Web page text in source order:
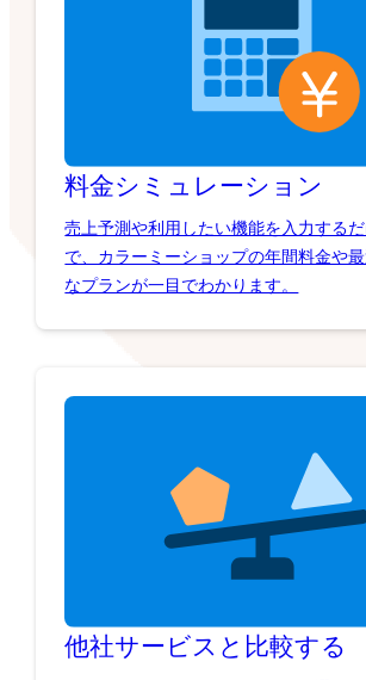
料金シミュレーション
売上予測や利用したい機能を入力する
で、カラーミーショップの年間料金や
なプランが一目でわかります。
他社サービスと比較する